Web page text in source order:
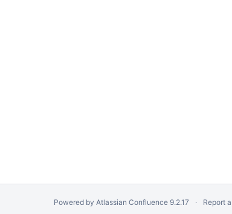
Powered by Atlassian Confluence 9.2.17 Report